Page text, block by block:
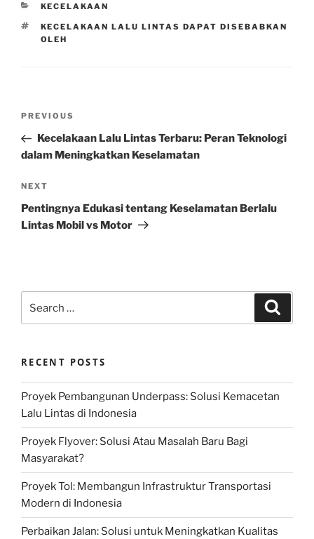
CATEGORIES
KECELAKAAN
TAGS
KECELAKAAN LALU LINTAS DAPAT DISEBABKAN
OLEH
Previous
Post
PREVIOUS
Kecelakaan Lalu Lintas Terbaru: Peran Teknologi
dalam Meningkatkan Keselamatan
Next
Post
NEXT
Pentingnya Edukasi tentang Keselamatan Berlalu
Lintas Mobil vs Motor
for:
RECENT POSTS
Proyek Pembangunan Underpass: Solusi Kemacetan
Lalu Lintas di Indonesia
Proyek Flyover: Solusi Atau Masalah Baru Bagi
Masyarakat?
Proyek Tol: Membangun Infrastruktur Transportasi
Modern di Indonesia
Perbaikan Jalan: Solusi untuk Meningkatkan Kualitas